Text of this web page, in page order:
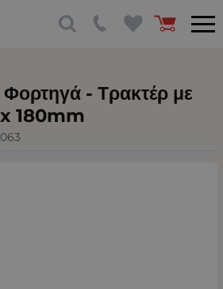
Φορτηγά - Τρακτέρ με
180mm